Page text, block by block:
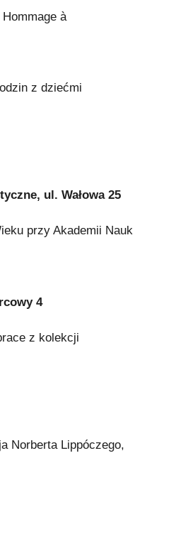
à
z dziećmi
ul. Wałowa 25
przy Akademii Nauk
4
z kolekcji
Norberta Lippóczego,